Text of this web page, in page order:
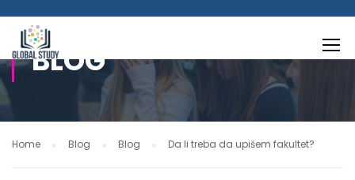
BLOG
Home Blog Blog Da li treba da upišem fakultet?